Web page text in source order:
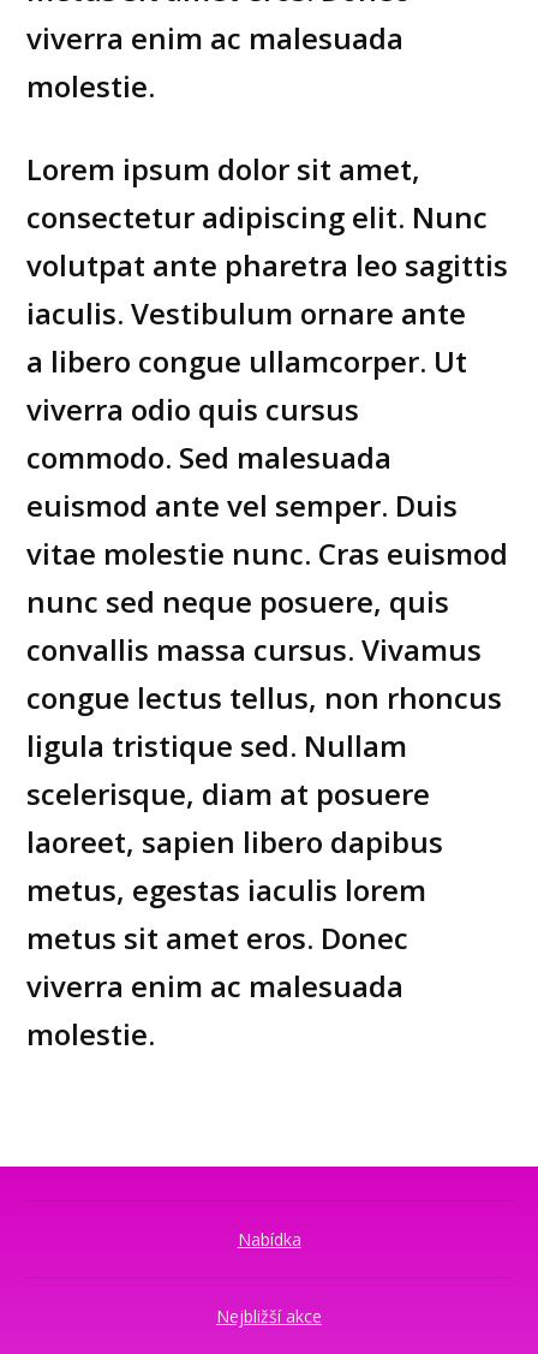
viverra enim ac malesuada
molestie.
Lorem ipsum dolor sit amet,
consectetur adipiscing elit. Nunc
volutpat ante pharetra leo sagittis
iaculis. Vestibulum ornare ante
a libero congue ullamcorper. Ut
viverra odio quis cursus
commodo. Sed malesuada
euismod ante vel semper. Duis
vitae molestie nunc. Cras euismod
nunc sed neque posuere, quis
convallis massa cursus. Vivamus
congue lectus tellus, non rhoncus
ligula tristique sed. Nullam
scelerisque, diam at posuere
laoreet, sapien libero dapibus
metus, egestas iaculis lorem
metus sit amet eros. Donec
viverra enim ac malesuada
molestie.
Nabídka
Nejbližší akce